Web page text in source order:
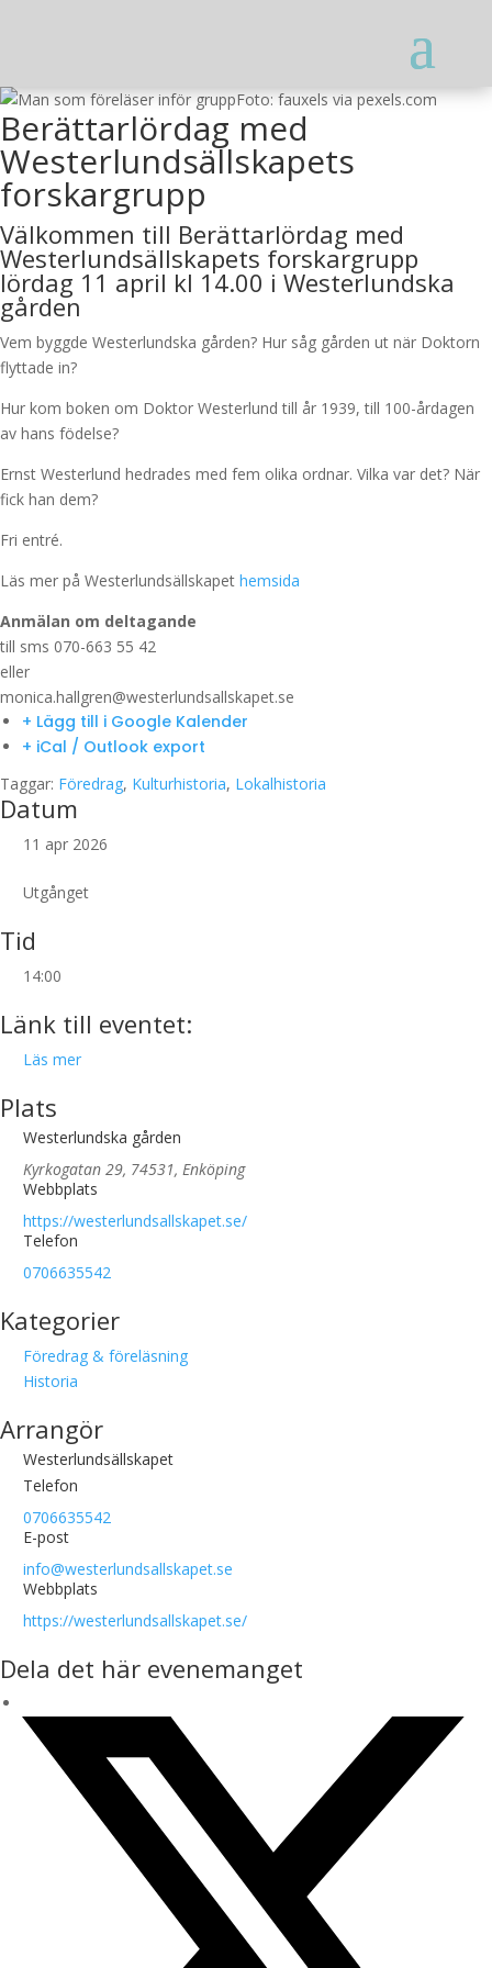
Foto: fauxels via pexels.com
Berättarlördag med
Westerlundsällskapets
forskargrupp
Välkommen till Berättarlördag med
Westerlundsällskapets forskargrupp
lördag 11 april kl 14.00 i Westerlundska
gården
Vem byggde Westerlundska gården? Hur såg gården ut när Doktorn
flyttade in?
Hur kom boken om Doktor Westerlund till år 1939, till 100-årdagen
av hans födelse?
Ernst Westerlund hedrades med fem olika ordnar. Vilka var det? När
fick han dem?
Fri entré.
Läs mer på Westerlundsällskapet hemsida
Anmälan om deltagande
till sms 070-663 55 42
eller
monica.hallgren@westerlundsallskapet.se
+ Lägg till i Google Kalender
+ iCal / Outlook export
Taggar: Föredrag, Kulturhistoria, Lokalhistoria
Datum
11 apr 2026
Utgånget
Tid
14:00
Länk till eventet:
Läs mer
Plats
Westerlundska gården
Kyrkogatan 29, 74531, Enköping
Webbplats
https://westerlundsallskapet.se/
Telefon
0706635542
Kategorier
Föredrag & föreläsning
Historia
Arrangör
Westerlundsällskapet
Telefon
0706635542
E-post
info@westerlundsallskapet.se
Webbplats
https://westerlundsallskapet.se/
Dela det här evenemanget